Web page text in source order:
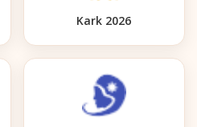
Kark 2026